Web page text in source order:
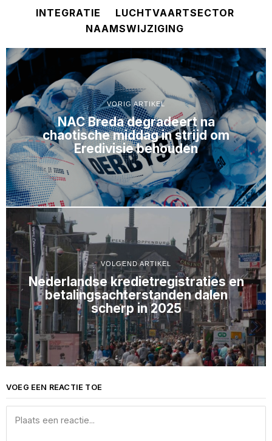
INTEGRATIE
LUCHTVAARTSECTOR
NAAMSWIJZIGING
VORIG ARTIKEL
NAC Breda degradeert na
chaotische middag in strijd om
Eredivisie behouden
VOLGEND ARTIKEL
Nederlandse kredietregistraties en
betalingsachterstanden dalen
scherp in 2025
VOEG EEN REACTIE TOE